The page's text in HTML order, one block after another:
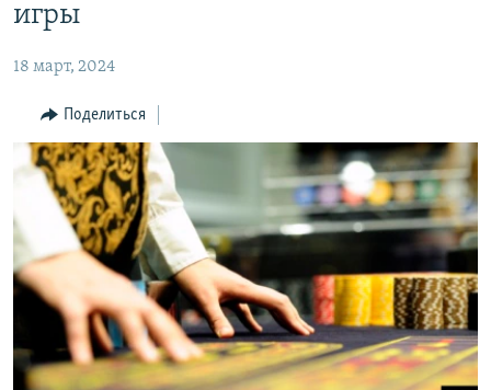
главной
навигации
Вернутся
поиску
НАСТОЯЩЕЕ ВРЕМЯ
МИГРАНТ МЕДИА
игры
18 март, 2024
Поделиться